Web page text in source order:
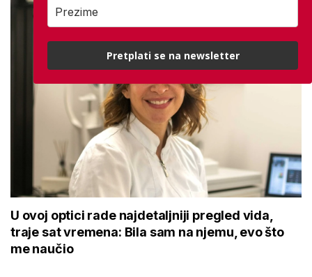
U ovoj optici rade najdetaljniji pregled vida,
traje sat vremena: Bila sam na njemu, evo što
me naučio
Pretplati se na newsletter